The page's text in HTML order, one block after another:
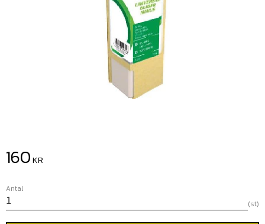
160KR
Antal
st